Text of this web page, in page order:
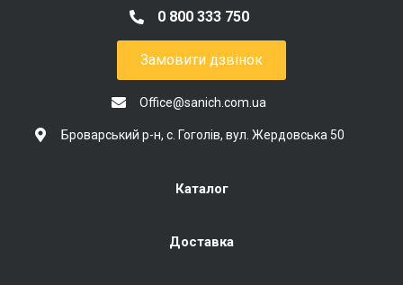
0 800 333 750
Замовити дзвінок
Office@sanich.com.ua
Броварський р-н, с. Гоголів, вул. Жердовська 50
Каталог
Доставка